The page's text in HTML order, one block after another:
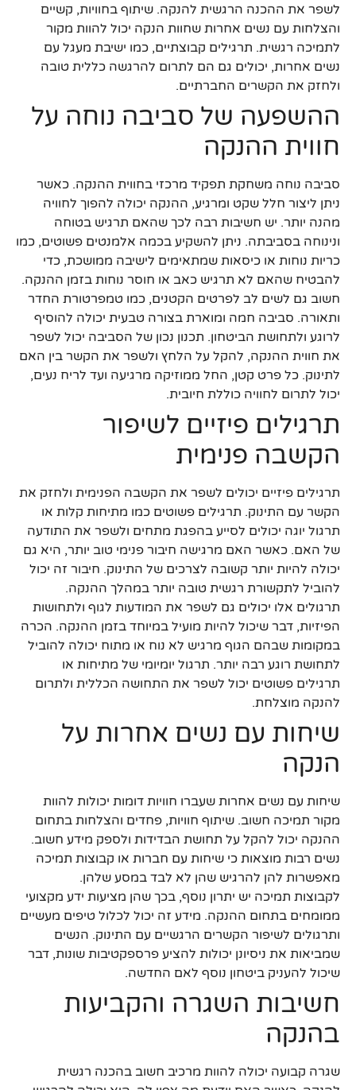
לשפר את ההכנה הרגשית להנקה. שיתוף בחוויות, קשיים
והצלחות עם נשים אחרות שחוות הנקה יכול להוות מקור
לתמיכה רגשית. תרגילים קבוצתיים, כמו ישיבת מעגל עם
נשים אחרות, יכולים גם הם לתרום להרגשה כללית טובה
ולחזק את הקשרים החברתיים.
ההשפעה של סביבה נוחה על
חווית ההנקה
סביבה נוחה משחקת תפקיד מרכזי בחווית ההנקה. כאשר
ניתן ליצור חלל שקט ומרגיע, ההנקה יכולה להפוך לחוויה
מהנה יותר. יש חשיבות רבה לכך שהאם תרגיש בטוחה
ונינוחה בסביבתה. ניתן להשקיע בכמה אלמנטים פשוטים, כמו
כריות נוחות או כיסאות שמתאימים לישיבה ממושכת, כדי
להבטיח שהאם לא תרגיש כאב או חוסר נוחות בזמן ההנקה.
חשוב גם לשים לב לפרטים הקטנים, כמו טמפרטורת החדר
ותאורה. סביבה חמה ומוארת בצורה טבעית יכולה להוסיף
לרוגע ולתחושת הביטחון. תכנון נכון של הסביבה יכול לשפר
את חווית ההנקה, להקל על הלחץ ולשפר את הקשר בין האם
לתינוק. כל פרט קטן, החל ממוזיקה מרגיעה ועד לריח נעים,
יכול לתרום לחוויה כוללת חיובית.
תרגילים פיזיים לשיפור
הקשבה פנימית
תרגילים פיזיים יכולים לשפר את הקשבה הפנימית ולחזק את
הקשר עם התינוק. תרגילים פשוטים כמו מתיחות קלות או
תרגול יוגה יכולים לסייע בהפגת מתחים ולשפר את התודעה
של האם. כאשר האם מרגישה חיבור פנימי טוב יותר, היא גם
יכולה להיות יותר קשובה לצרכים של התינוק. חיבור זה יכול
להוביל לתקשורת רגשית טובה יותר במהלך ההנקה.
תרגולים אלו יכולים גם לשפר את המודעות לגוף ולתחושות
הפיזיות, דבר שיכול להיות מועיל במיוחד בזמן ההנקה. הכרה
במקומות שבהם הגוף מרגיש לא נוח או מתוח יכולה להוביל
לתחושת רוגע רבה יותר. תרגול יומיומי של מתיחות או
תרגילים פשוטים יכול לשפר את התחושה הכללית ולתרום
להנקה מוצלחת.
שיחות עם נשים אחרות על
הנקה
שיחות עם נשים אחרות שעברו חוויות דומות יכולות להוות
מקור תמיכה חשוב. שיתוף חוויות, פחדים והצלחות בתחום
ההנקה יכול להקל על תחושת הבדידות ולספק מידע חשוב.
נשים רבות מוצאות כי שיחות עם חברות או קבוצות תמיכה
מאפשרות להן להרגיש שהן לא לבד במסע שלהן.
לקבוצות תמיכה יש יתרון נוסף, בכך שהן מציעות ידע מקצועי
ממומחים בתחום ההנקה. מידע זה יכול לכלול טיפים מעשיים
ותרגולים לשיפור הקשרים הרגשיים עם התינוק. הנשים
שמביאות את ניסיונן יכולות להציע פרספקטיבות שונות, דבר
שיכול להעניק ביטחון נוסף לאם החדשה.
חשיבות השגרה והקביעות
בהנקה
שגרה קבועה יכולה להוות מרכיב חשוב בהכנה רגשית